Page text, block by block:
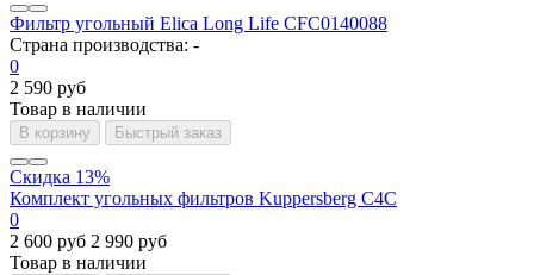
Фильтр угольный Elica Long Life CFC0140088
Страна производства: -
0
2 590 руб
Товар в наличии
В корзину Быстрый заказ
Скидка 13%
Комплект угольных фильтров Kuppersberg C4C
0
2 600 руб 2 990 руб
Товар в наличии